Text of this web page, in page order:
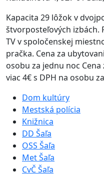
Kapacita 29 lôžok v
štvorposteľových izbách.
TV v spoločenskej
pračka. Cena za
osobu za jednu noc
viac 4€ s DPH na osobu
Dom kultúry
Mestská polícia
Knižnica
DD Šaľa
OSS Šaľa
Met Šaľa
CvČ Šaľa